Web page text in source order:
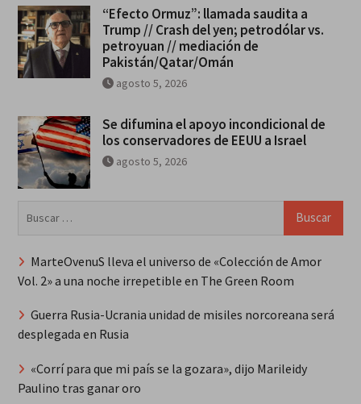
“Efecto Ormuz”: llamada saudita a
Trump // Crash del yen; petrodólar vs.
petroyuan // mediación de
Pakistán/Qatar/Omán
agosto 5, 2026
Se difumina el apoyo incondicional de
los conservadores de EEUU a Israel
agosto 5, 2026
MarteOvenuS lleva el universo de «Colección de Amor
Vol. 2» a una noche irrepetible en The Green Room
Guerra Rusia-Ucrania unidad de misiles norcoreana será
desplegada en Rusia
«Corrí para que mi país se la gozara», dijo Marileidy
Paulino tras ganar oro